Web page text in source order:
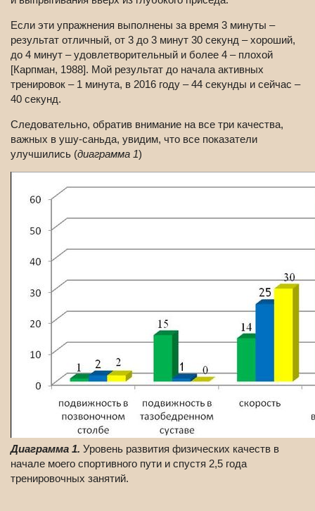
Если эти упражнения выполнены за время 3 минуты –
результат отличный, от 3 до 3 минут 30 секунд – хороший,
до 4 минут – удовлетворительный и более 4 – плохой
[Карпман, 1988]. Мой результат до начала активных
тренировок – 1 минута, в 2016 году – 44 секунды и сейчас –
40 секунд.
Следовательно, обратив внимание на все три качества,
важных в ушу-саньда, увидим, что все показатели
улучшились (диаграмма 1)
Диаграмма 1. Уровень развития физических качеств в
начале моего спортивного пути и спустя 2,5 года
тренировочных занятий.